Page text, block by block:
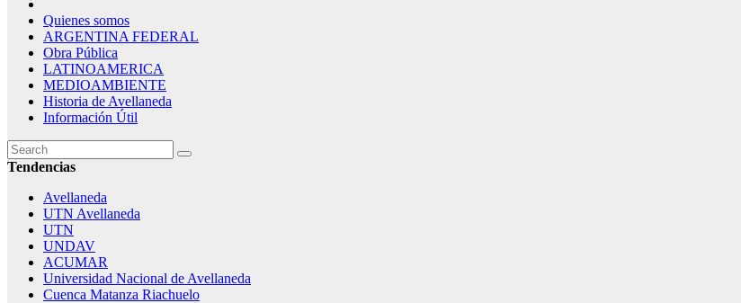
Quienes somos
ARGENTINA FEDERAL
Obra Pública
LATINOAMERICA
MEDIOAMBIENTE
Historia de Avellaneda
Información Útil
Tendencias
Avellaneda
UTN Avellaneda
UTN
UNDAV
ACUMAR
Universidad Nacional de Avellaneda
Cuenca Matanza Riachuelo